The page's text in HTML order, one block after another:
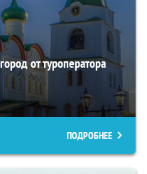
от туроператора
ПОДРОБНЕЕ